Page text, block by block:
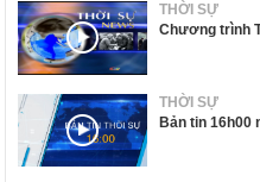
THỜI SỰ
Chương trình
THỜI SỰ
Bản tin 16h00